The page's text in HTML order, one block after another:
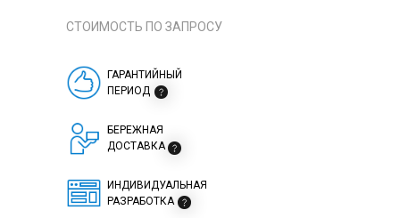
СТОИМОСТЬ ПО ЗАПРОСУ
ГАРАНТИЙНЫЙ
ПЕРИОД
БЕРЕЖНАЯ
ДОСТАВКА
ИНДИВИДУАЛЬНАЯ
РАЗРАБОТКА